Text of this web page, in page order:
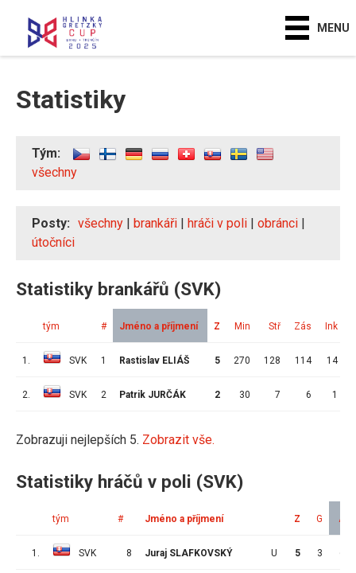
MENU
Statistiky
Tým:
všechny
Posty: všechny | brankáři | hráči v poli | obránci |
útočníci
Statistiky brankářů (SVK)
tým # Jméno a příjmení Z Min Stř Zás Ink
1. SVK 1 Rastislav ELIÁŠ 5 270 128 114 14
2. SVK 2 Patrik JURČÁK 2 30 7 6 1
Zobrazuji nejlepších 5. Zobrazit vše.
Statistiky hráčů v poli (SVK)
tým # Jméno a příjmení Z G A
1. SVK 8 Juraj SLAFKOVSKÝ U 5 3 6